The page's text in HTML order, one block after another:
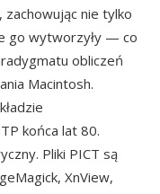
nie tylko
go wytworzyły — co
obliczeń
Macintosh.
końca lat 80.
Pliki PICT są
XnView,